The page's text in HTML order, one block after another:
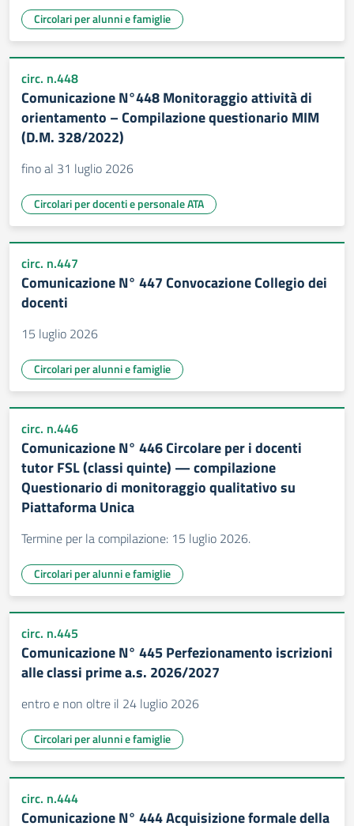
Circolari per alunni e famiglie
circ. n.448
Comunicazione N°448 Monitoraggio attività di
orientamento – Compilazione questionario MIM
(D.M. 328/2022)
fino al 31 luglio 2026
Circolari per docenti e personale ATA
circ. n.447
Comunicazione N° 447 Convocazione Collegio dei
docenti
15 luglio 2026
Circolari per alunni e famiglie
circ. n.446
Comunicazione N° 446 Circolare per i docenti
tutor FSL (classi quinte) — compilazione
Questionario di monitoraggio qualitativo su
Piattaforma Unica
Termine per la compilazione: 15 luglio 2026.
Circolari per alunni e famiglie
circ. n.445
Comunicazione N° 445 Perfezionamento iscrizioni
alle classi prime a.s. 2026/2027
entro e non oltre il 24 luglio 2026
Circolari per alunni e famiglie
circ. n.444
Comunicazione N° 444 Acquisizione formale della